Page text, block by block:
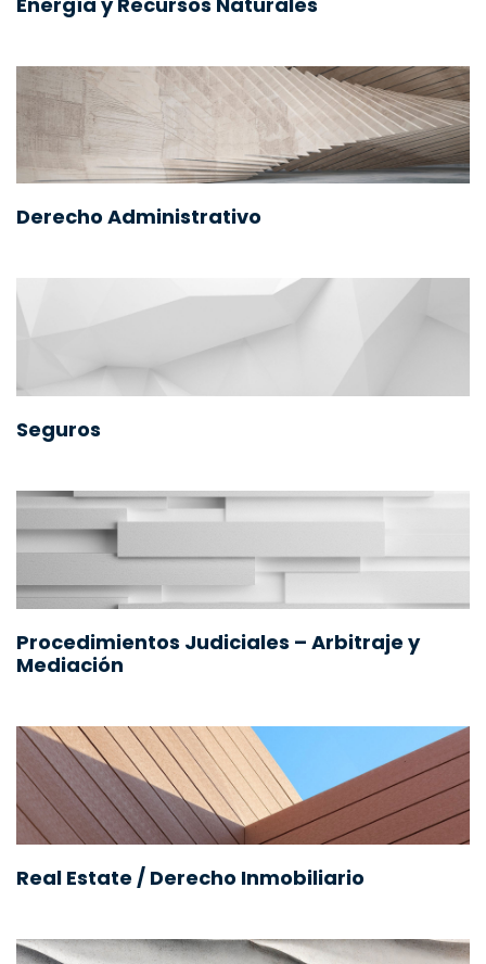
Derecho Administrativo
Seguros
Procedimientos Judiciales – Arbitraje y
Mediación
Real Estate / Derecho Inmobiliario